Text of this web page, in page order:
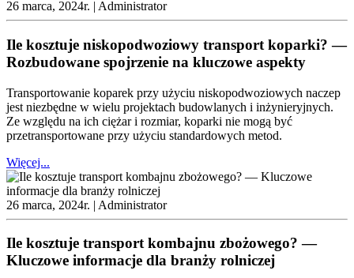
26 marca, 2024r. | Administrator
Ile kosztuje niskopodwoziowy transport koparki? —
Rozbudowane spojrzenie na kluczowe aspekty
Transportowanie koparek przy użyciu niskopodwoziowych naczep
jest niezbędne w wielu projektach budowlanych i inżynieryjnych.
Ze względu na ich ciężar i rozmiar, koparki nie mogą być
przetransportowane przy użyciu standardowych metod.
Więcej...
26 marca, 2024r. | Administrator
Ile kosztuje transport kombajnu zbożowego? —
Kluczowe informacje dla branży rolniczej